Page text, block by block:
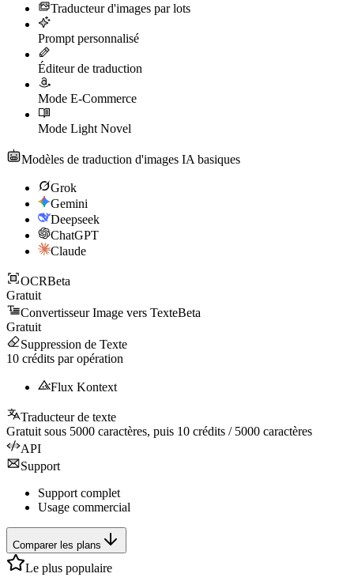
Traducteur d'images par lots
Prompt personnalisé
Éditeur de traduction
Mode E-Commerce
Mode Light Novel
Modèles de traduction d'images IA basiques
Grok
Gemini
Deepseek
ChatGPT
Claude
OCRBeta
Gratuit
Convertisseur Image vers TexteBeta
Gratuit
Suppression de Texte
10 crédits par opération
Flux Kontext
Traducteur de texte
Gratuit sous 5000 caractères, puis 10 crédits / 5000 caractères
API
Support
Support complet
Usage commercial
Comparer les plans
Le plus populaire